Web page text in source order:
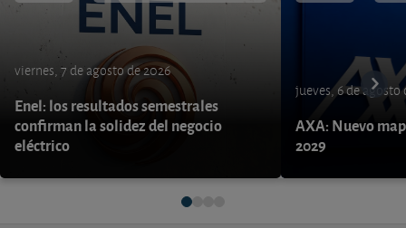
viernes, 7 de agosto de 2026
Enel: los resultados semestrales
confirman la solidez del negocio
eléctrico
jueves, 6 de agosto
AXA: Nuevo
2029